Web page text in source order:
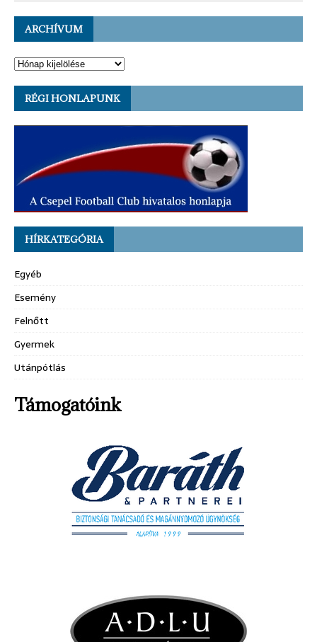
ARCHÍVUM
RÉGI HONLAPUNK
HÍRKATEGÓRIA
Egyéb
Esemény
Felnőtt
Gyermek
Utánpótlás
Támogatóink